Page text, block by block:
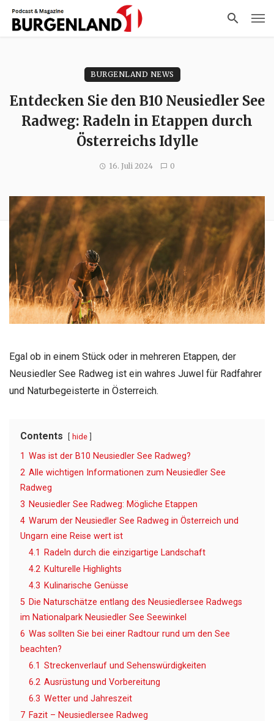
BURGENLAND NEWS
Entdecken Sie den B10 Neusiedler See
Radweg: Radeln in Etappen durch
Österreichs Idylle
16. Juli 2024 0
Egal ob in einem Stück oder in mehreren Etappen, der
Neusiedler See Radweg ist ein wahres Juwel für Radfahrer
und Naturbegeisterte in Österreich.
Contents hide
1 Was ist der B10 Neusiedler See Radweg?
2 Alle wichtigen Informationen zum Neusiedler See
Radweg
3 Neusiedler See Radweg: Mögliche Etappen
4 Warum der Neusiedler See Radweg in Österreich und
Ungarn eine Reise wert ist
4.1
Radeln durch die einzigartige Landschaft
4.2 Kulturelle Highlights
4.3 Kulinarische Genüsse
5 Die Naturschätze entlang des Neusiedlersee Radwegs
im Nationalpark Neusiedler See Seewinkel
6 Was sollten Sie bei einer Radtour rund um den See
beachten?
6.1 Streckenverlauf und Sehenswürdigkeiten
6.2 Ausrüstung und Vorbereitung
6.3 Wetter und Jahreszeit
7 Fazit – Neusiedlersee Radweg